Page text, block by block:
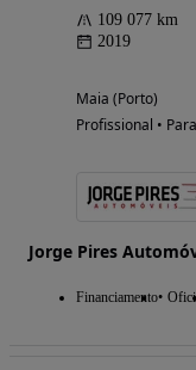
109 077 km
2019
Maia (Porto)
Profissional •
Jorge Pires
Financiamento